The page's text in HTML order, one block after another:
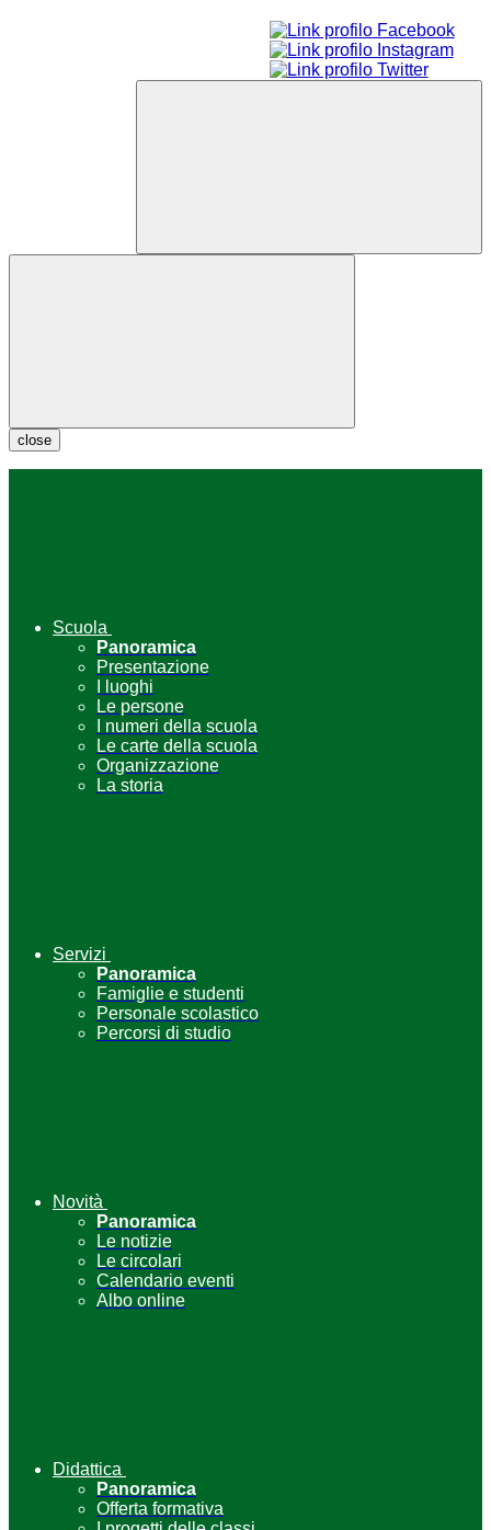
close
Scuola
Panoramica
Presentazione
I luoghi
Le persone
I numeri della scuola
Le carte della scuola
Organizzazione
La storia
Servizi
Panoramica
Famiglie e studenti
Personale scolastico
Percorsi di studio
Novità
Panoramica
Le notizie
Le circolari
Calendario eventi
Albo online
Didattica
Panoramica
Offerta formativa